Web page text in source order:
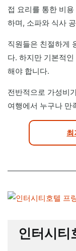
접 요리를 통한 비
하며, 소파와 식사
직원들은 친절하게
다. 하지만 기본적
해야 합니다.
전반적으로 가성비
여행에서 누구나 만
최
인터시티